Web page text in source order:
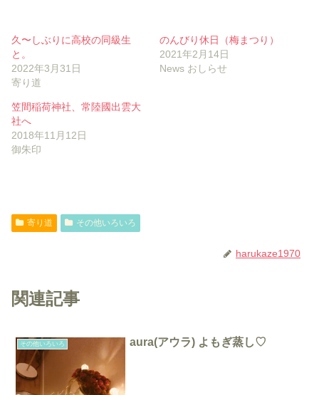
久〜しぶりに高校の同級生
と。
2022年3月31日
寄り道
のんびり休日（梅まつり）
2021年2月14日
News おしらせ
笠間稲荷神社、常陸國出雲大
社へ
2018年11月12日
御朱印
寄り道 その他いろいろ
harukaze1970
関連記事
その他いろいろ aura(アウラ) よもぎ蒸し♡